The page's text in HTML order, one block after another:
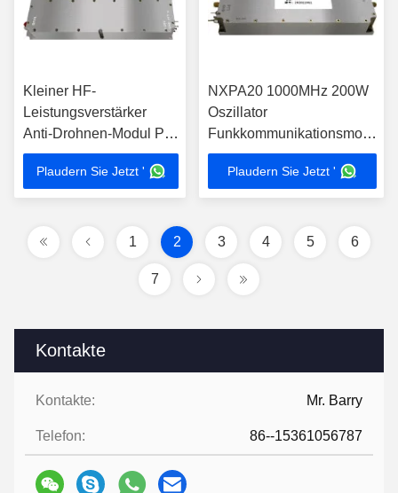
Kontakte
Kontakte: Mr. Barry
Telefon: 86--15361056787
Kleiner HF-
Leistungsverstärker
Anti-Drohnen-Modul PN
NXPA90 1500MHz 50W
Plaudern Sie Jetzt '
NXPA20 1000MHz 200W
Oszillator
Funkkommunikationsmodul
Leistungsverstärker
Plaudern Sie Jetzt '
1 2 3 4 5 6
7